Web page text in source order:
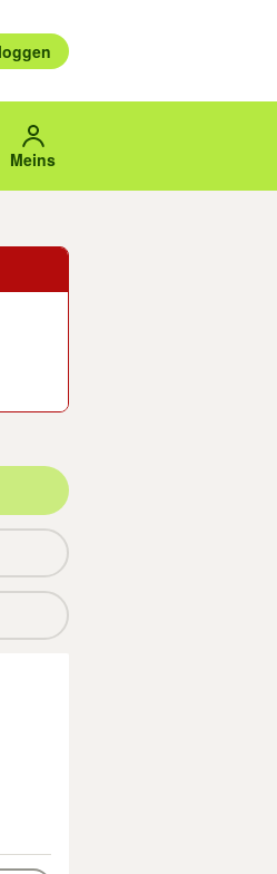
auswählen.
mit den Pfeiltasten nach oben/
Meins